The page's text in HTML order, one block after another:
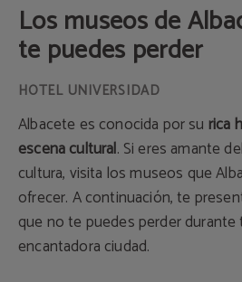
Los museos de
te puedes perder
Albacete es conocida por su rica
escena cultural. Si eres amante
cultura, visita los museos que
ofrecer. A continuación, te
que no te puedes perder durante
encantadora ciudad.